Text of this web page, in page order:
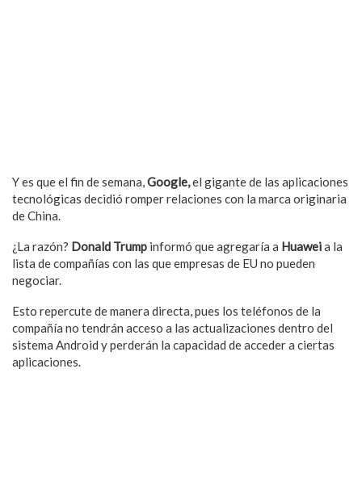
Y es que el fin de semana,Google,el gigante de las aplicaciones
tecnológicas decidió romper relaciones con la marca originaria
de China.
¿La razón? Donald Trump informó que agregaría a Huaweia la
lista de compañías con las que empresas de EU no pueden
negociar.
Esto repercute de manera directa, pues los teléfonos de la
compañía no tendrán acceso a las actualizaciones dentro del
sistema Android y perderán la capacidad de acceder a ciertas
aplicaciones.